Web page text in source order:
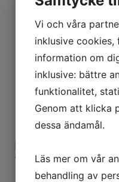
198 kr
Vi och våra
inklusive
information om
inklusive: bättre
funktionalitet,
Genom att klicka
dessa ändamål.
Läs mer om vår
behandling av